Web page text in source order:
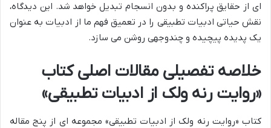
ای از حقایق پراکنده و بدون انسجام تبدیل خواهد شد. این دیدگاه،
نقش حیاتی ادبیات تطبیقی را در تعمیق فهم ما از ادبیات به عنوان
یک پدیده پیچیده و چندوجهی روشن می سازد.
خلاصه تفصیلی مقالات اصلی کتاب
«روایت رنه ولک از ادبیات تطبیقی»
کتاب «روایت رنه ولک از ادبیات تطبیقی» مجموعه ای از پنج مقاله